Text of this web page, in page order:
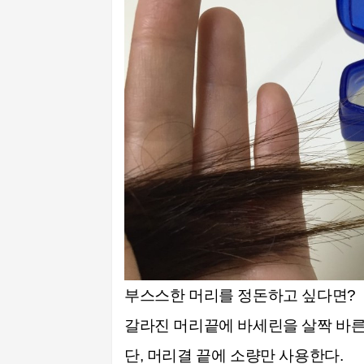
부스스한 머리를 정돈하고 싶다면?
갈라진 머리끝에 바세린을 살짝 바
단, 머리결 끝에 소량만 사용한다.